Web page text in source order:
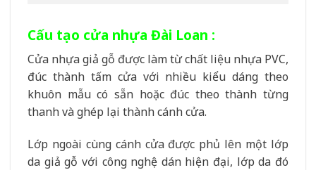
Cấu tạo cửa nhựa Đài Loan :
Cửa nhựa giả gỗ được làm từ chất liệu nhựa PVC,
đúc thành tấm cửa với nhiều kiểu dáng theo
khuôn mẫu có sẵn hoặc đúc theo thành từng
thanh và ghép lại thành cánh cửa.
Lớp ngoài cùng cánh cửa được phủ lên một lớp
da giả gỗ với công nghệ dán hiện đại, lớp da đó